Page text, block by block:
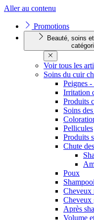
Aller au contenu
Promotions
Beauté, soins
Voir tous les
Soins du cuir
Peignes
Irritation
Produits
Soins
Pellicules
Produits
Chute
Poux
Cheveux
Cheveux
Après
Volume